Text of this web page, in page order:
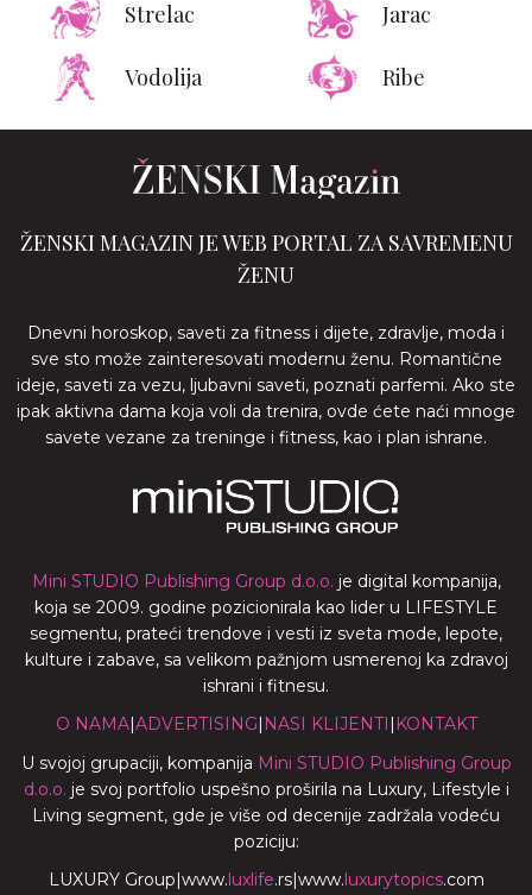
Strelac Jarac
Vodolija Ribe
ŽENSKI MAGAZIN JE WEB PORTAL ZA SAVREMENU
ŽENU
Dnevni horoskop, saveti za fitness i dijete, zdravlje, moda i
sve sto može zainteresovati modernu ženu. Romantične
ideje, saveti za vezu, ljubavni saveti, poznati parfemi. Ako ste
ipak aktivna dama koja voli da trenira, ovde ćete naći mnoge
savete vezane za treninge i fitness, kao i plan ishrane.
Mini STUDIO Publishing Group d.o.o. je digital kompanija,
koja se 2009. godine pozicionirala kao lider u LIFESTYLE
segmentu, prateći trendove i vesti iz sveta mode, lepote,
kulture i zabave, sa velikom pažnjom usmerenoj ka zdravoj
ishrani i fitnesu.
O NAMA|ADVERTISING| NASI KLIJENTI | KONTAKT
U svojoj grupaciji, kompanija Mini STUDIO Publishing Group
d.o.o. je svoj portfolio uspešno proširila na Luxury, Lifestyle i
Living segment, gde je više od decenije zadržala vodeću
poziciju:
LUXURY Group|www.luxlife.rs|www.luxurytopics.com